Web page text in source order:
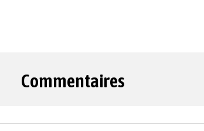
Commentaires